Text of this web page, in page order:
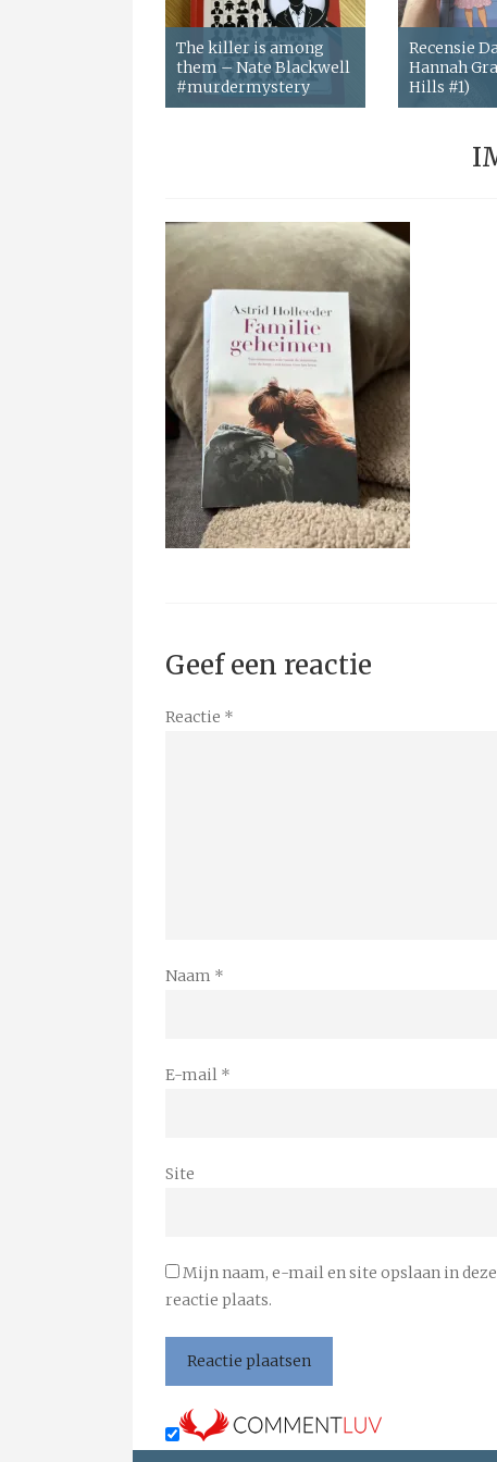
The killer is among
them – Nate Blackwell
#murdermystery
Recensie
Hannah
Hills #1)
Geef een reactie
Reactie *
Naam *
E-mail *
Site
Mijn naam, e-mail en site opslaan in
reactie plaats.